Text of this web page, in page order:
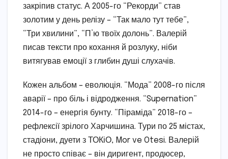
закріпив статус. А 2005-го “Рекорди” став
золотим у день релізу – “Так мало тут тебе”,
“Три хвилини”, “П’ю твоїх долонь”. Валерій
писав тексти про кохання й розлуку, ніби
витягував емоції з глибин душі слухачів.
Кожен альбом – еволюція. “Мода” 2008-го після
аварії – про біль і відродження. “Supernation”
2014-го – енергія бунту. “Піраміда” 2018-го –
рефлексії зрілого Харчишина. Тури по 25 містах,
стадіони, дуети з ТОКіО, Mor ve Otesi. Валерій
не просто співає – він диригент, продюсер,